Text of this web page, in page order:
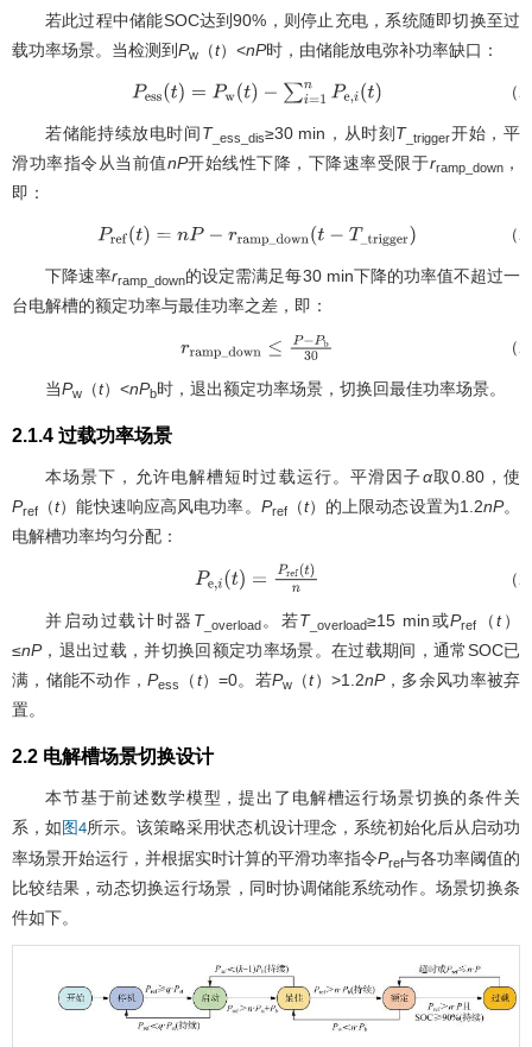
若此过程中储能SOC达到90%，则停止充电，系统随即切换至过
载功率场景。当检测到Pw （t）<nP时，由储能放电弥补功率缺口：
Pe ss( t)=Pw(t )− ∑i=1nPe,i(t) （
若储能持续放电时间T _ess_dis≥30 min，从时刻 T _trigger开始，平
滑功率指令从当前值nP开始线性下降，下降速率受限于rramp_down，
即：
Pre f(t )=nP −r ramp_down(t−T_trigger) （
下降速率rramp_down的设定需满足每30 min下降的功率值不超过一
台电解槽的额定功率与最佳功率之差，即：
rramp_ do wn≤P− （
当Pw （t）<nPb时，退出额定功率场景，切换回最佳功率场景。
2.1.4 过载功率场景
本场景下，允许电解槽短时过载运行。平滑因子α取0.80，使
Pref （t）能快速响应高风电功率。 Pref（t）的上限动态设置为1.2nP。
电解槽功率均匀分配：
Pe ,i(t =Pref( （
并启动过载计时器 T _overload。若T _overload≥15 min或Pref （t）
≤nP，退出过载，并切换回额定功率场景。在过载期间，通常SOC已
满，储能不动作，Pess （t）=0。若Pw（t）>1.2nP，多余风功率被弃
置。
2.2 电解槽场景切换设计
本节基于前述数学模型，提出了电解槽运行场景切换的条件关
系，如 图4所示。该策略采用状态机设计理念，系统初始化后从启动功
率场景开始运行，并根据实时计算的平滑功率指令Pref与各功率阈值的
比较结果，动态切换运行场景，同时协调储能系统动作。场景切换条
件如下。